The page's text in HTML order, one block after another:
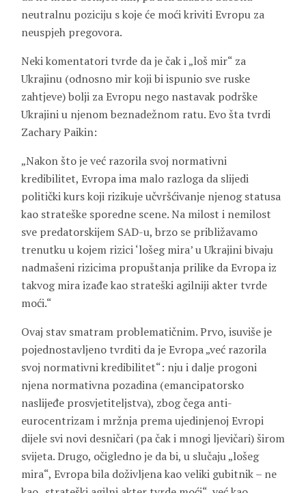
neutralnu poziciju s koje će moći kriviti Evropu za
neuspjeh pregovora.
Neki komentatori tvrde da je čak i „loš mir“ za
Ukrajinu (odnosno mir koji bi ispunio sve ruske
zahtjeve) bolji za Evropu nego nastavak podrške
Ukrajini u njenom beznadežnom ratu. Evo šta tvrdi
Zachary Paikin:
„Nakon što je već razorila svoj normativni
kredibilitet, Evropa ima malo razloga da slijedi
politički kurs koji rizikuje učvršćivanje njenog statusa
kao strateške sporedne scene. Na milost i nemilost
sve predatorskijem SAD-u, brzo se približavamo
trenutku u kojem rizici ‘lošeg mira’ u Ukrajini bivaju
nadmašeni rizicima propuštanja prilike da Evropa iz
takvog mira izađe kao strateški agilniji akter tvrde
moći.“
Ovaj stav smatram problematičnim. Prvo, isuviše je
pojednostavljeno tvrditi da je Evropa „već razorila
svoj normativni kredibilitet“: nju i dalje progoni
njena normativna pozadina (emancipatorsko
naslijeđe prosvjetiteljstva), zbog čega anti-
eurocentrizam i mržnja prema ujedinjenoj Evropi
dijele svi novi desničari (pa čak i mnogi ljevičari) širom
svijeta. Drugo, očigledno je da bi, u slučaju „lošeg
mira“, Evropa bila doživljena kao veliki gubitnik – ne